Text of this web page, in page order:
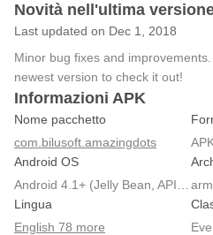
Novità nell'ultima
Last updated on Dec 1, 2018
Minor bug fixes and
newest version to check it out!
Informazioni APK
Nome pacchetto
com.bilusoft.amazingdots
Android OS
Lingua
English 78 more